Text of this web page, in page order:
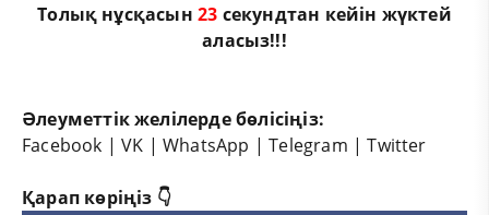
Толық нұсқасын22 секундтан кейін жүктей
аласыз!!!
Әлеуметтік желілерде бөлісіңіз:
Facebook |VK |WhatsApp |Telegram |Twitter
Қарап көріңіз 👇